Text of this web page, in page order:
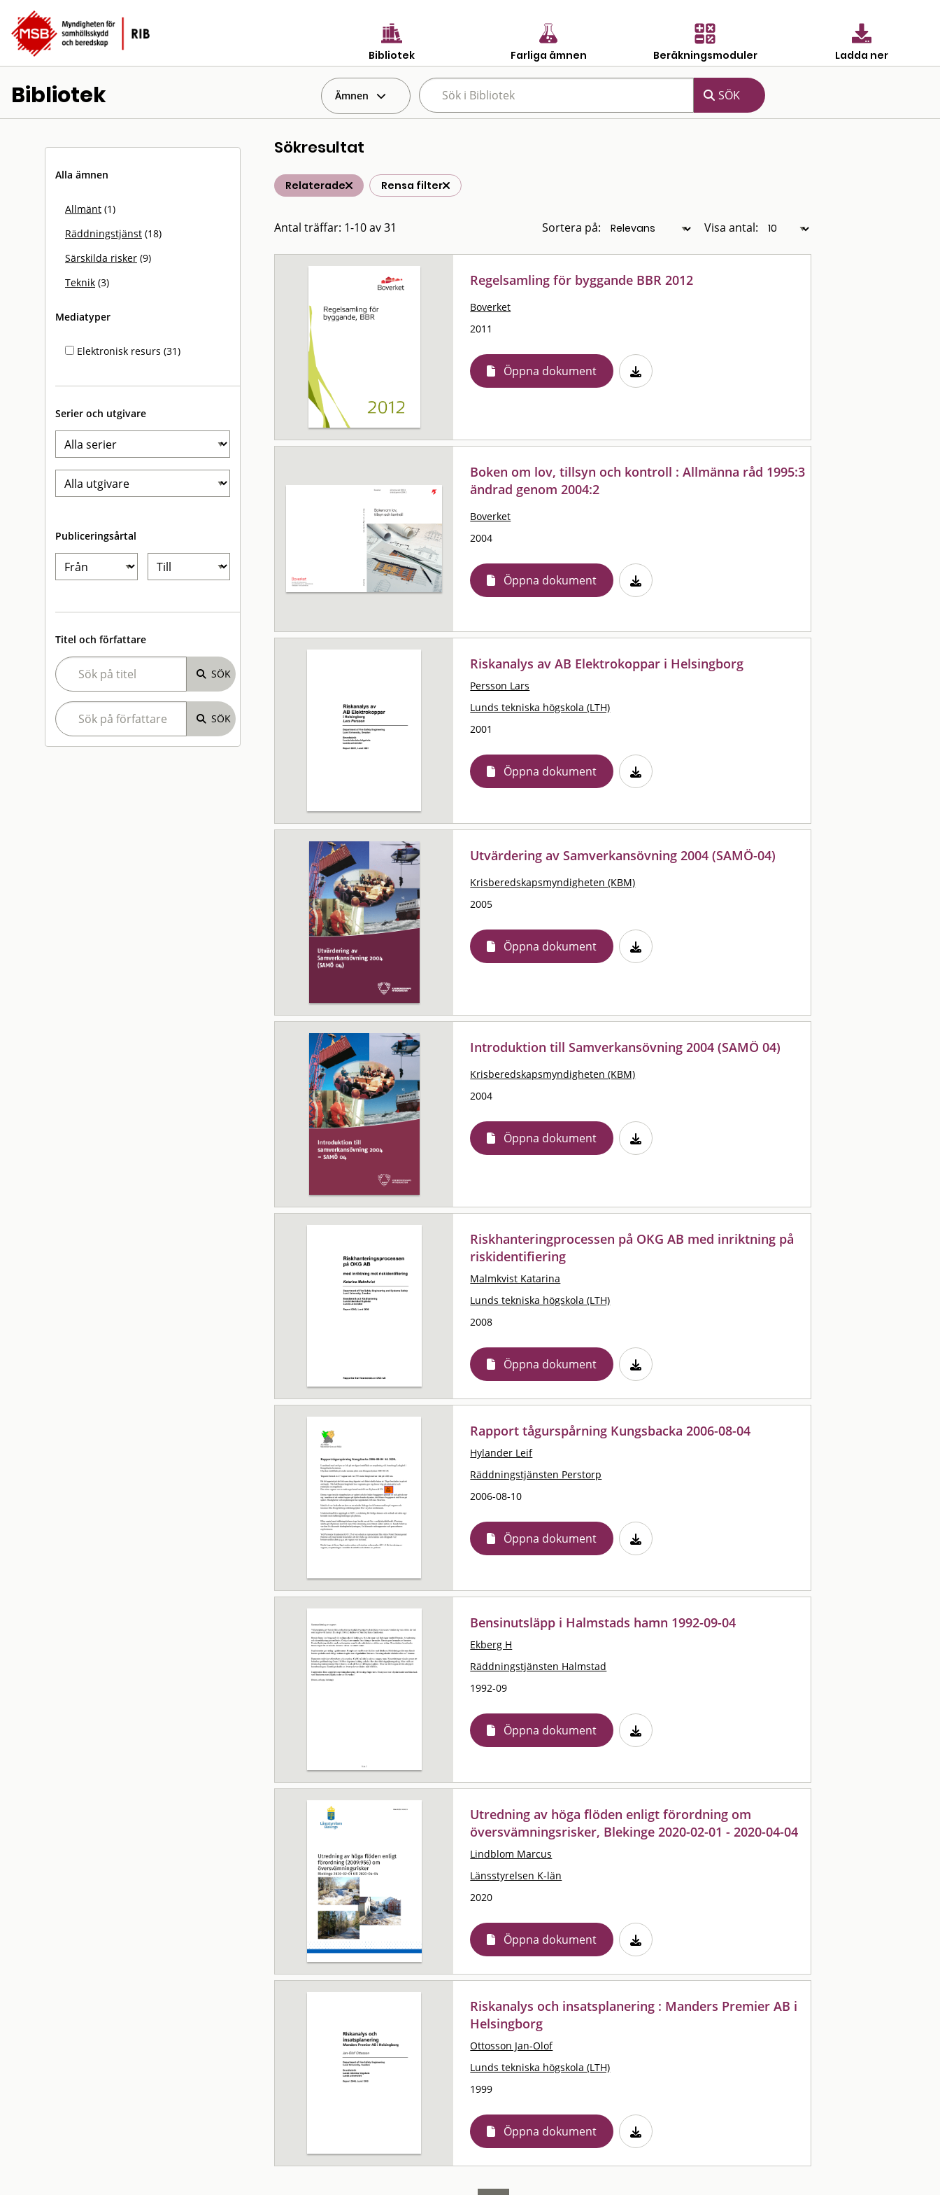
Bibliotek Farliga ämnen Beräkningsmoduler Ladda ner
Bibliotek Ämnen
Alla ämnen
Allmänt (1)
Räddningstjänst (18)
Särskilda risker (9)
Teknik (3)
Mediatyper
Elektronisk resurs (31)
Serier och utgivare
Publiceringsårtal
Titel och författare
Sökresultat
Relaterade Rensa filter
Antal träffar: 1-10 av 31 Sortera på: Visa antal:
Regelsamling för byggande BBR 2012
Boverket
2011
Öppna dokument
Boken om lov, tillsyn och kontroll : Allmänna råd 1995:3
ändrad genom 2004:2
Boverket
2004
Öppna dokument
Riskanalys av AB Elektrokoppar i Helsingborg
Persson Lars
Lunds tekniska högskola (LTH)
2001
Öppna dokument
Utvärdering av Samverkansövning 2004 (SAMÖ-04)
Krisberedskapsmyndigheten (KBM)
2005
Öppna dokument
Introduktion till Samverkansövning 2004 (SAMÖ 04)
Krisberedskapsmyndigheten (KBM)
2004
Öppna dokument
Riskhanteringprocessen på OKG AB med inriktning på
riskidentifiering
Malmkvist Katarina
Lunds tekniska högskola (LTH)
2008
Öppna dokument
Rapport tågurspårning Kungsbacka 2006-08-04
Hylander Leif
Räddningstjänsten Perstorp
2006-08-10
Öppna dokument
Bensinutsläpp i Halmstads hamn 1992-09-04
Ekberg H
Räddningstjänsten Halmstad
1992-09
Öppna dokument
Utredning av höga flöden enligt förordning om
översvämningsrisker, Blekinge 2020-02-01 - 2020-04-04
Lindblom Marcus
Länsstyrelsen K-län
2020
Öppna dokument
Riskanalys och insatsplanering : Manders Premier AB i
Helsingborg
Ottosson Jan-Olof
Lunds tekniska högskola (LTH)
1999
Öppna dokument